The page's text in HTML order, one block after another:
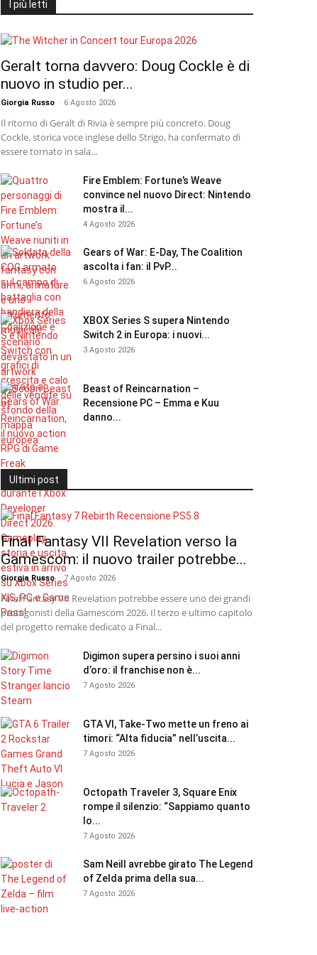
I più letti
Geralt torna davvero: Doug Cockle è di
nuovo in studio per...
Giorgia Russo - 6 Agosto 2026
Il ritorno di Geralt di Rivia è sempre più concreto. Doug
Cockle, storica voce inglese dello Strigo, ha confermato di
essere tornato in sala...
Fire Emblem: Fortune’s Weave
convince nel nuovo Direct: Nintendo
mostra il...
4 Agosto 2026
Gears of War: E-Day, The Coalition
ascolta i fan: il PvP...
6 Agosto 2026
XBOX Series S supera Nintendo
Switch 2 in Europa: i nuovi...
3 Agosto 2026
Beast of Reincarnation –
Recensione PC – Emma e Kuu
danno...
Ultimi post
Final Fantasy VII Revelation verso la
Gamescom: il nuovo trailer potrebbe...
Giorgia Russo - 7 Agosto 2026
Final Fantasy VII Revelation potrebbe essere uno dei grandi
protagonisti della Gamescom 2026. Il terzo e ultimo capitolo
del progetto remake dedicato a Final...
Digimon supera persino i suoi anni
d’oro: il franchise non è...
7 Agosto 2026
GTA VI, Take-Two mette un freno ai
timori: “Alta fiducia” nell’uscita...
7 Agosto 2026
Octopath Traveler 3, Square Enix
rompe il silenzio: “Sappiamo quanto
lo...
7 Agosto 2026
Sam Neill avrebbe girato The Legend
of Zelda prima della sua...
7 Agosto 2026